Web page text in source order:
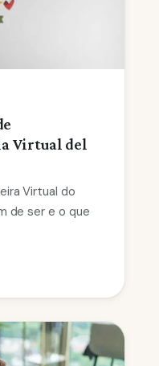
Virtual del
Virtual do
de ser e o que